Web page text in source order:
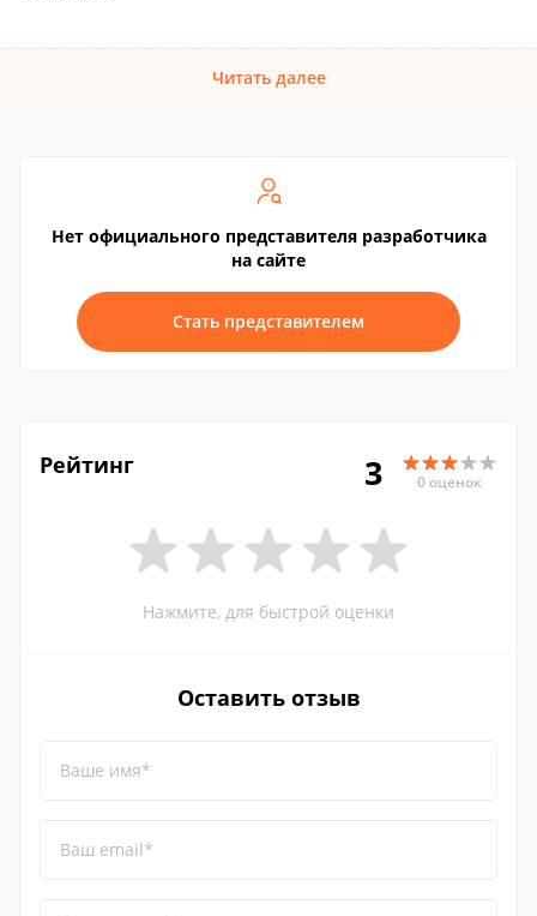
Читать далее
Нет официального представителя разработчика
на сайте
Стать представителем
Рейтинг 3 0 оценок
Нажмите, для быстрой оценки
Оставить отзыв
Ваше имя*
Ваш email*